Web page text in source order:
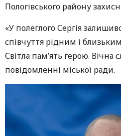
Пологівського району
«У полеглого Сергія
співчуття рідним і
Світла пам’ять герою. Вічна
повідомленні міської ради.